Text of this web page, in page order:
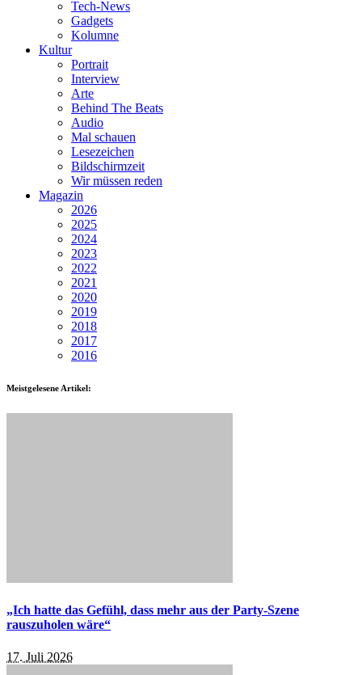
Tech-News
Gadgets
Kolumne
Kultur
Portrait
Interview
Arte
Behind The Beats
Audio
Mal schauen
Lesezeichen
Bildschirmzeit
Wir müssen reden
Magazin
2026
2025
2024
2023
2022
2021
2020
2019
2018
2017
2016
Meistgelesene Artikel:
„Ich hatte das Gefühl, dass mehr aus der Party-Szene
rauszuholen wäre“
17. Juli 2026